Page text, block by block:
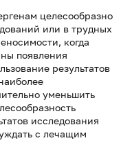
целесообразно
или в трудных
когда
появления
результатов
уменьшить
исследования
с лечащим